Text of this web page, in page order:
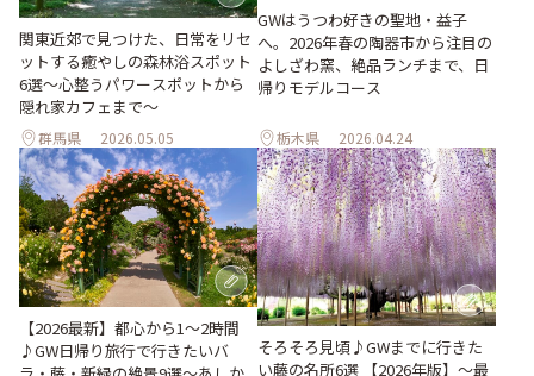
関東近郊で見つけた、日常をリセ
ットする癒やしの森林浴スポット
6選～心整うパワースポットから
隠れ家カフェまで～
群馬県 2026.05.05
GWはうつわ好きの聖地・益子
へ。2026年春の陶器市から注目の
よしざわ窯、絶品ランチまで、日
帰りモデルコース
栃木県 2026.04.24
【2026最新】都心から1～2時間
♪GW日帰り旅行で行きたいバ
そろそろ見頃♪GWまでに行きた
い藤の名所6選 【2026年版】～最